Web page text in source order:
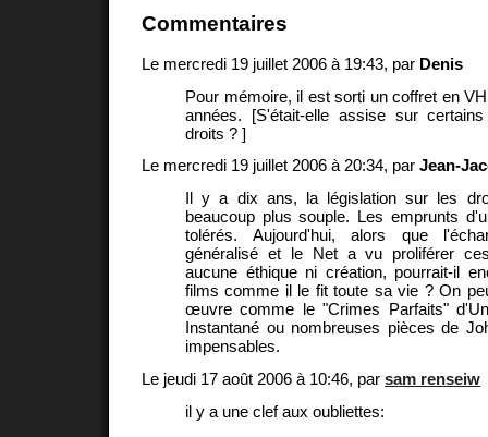
Commentaires
Le mercredi 19 juillet 2006 à 19:43, par Denis
Pour mémoire, il est sorti un coffret en
années. [S'était-elle assise sur
droits ? ]
Le mercredi 19 juillet 2006 à 20:34, par Jean-
Il y a dix ans, la législation sur les
beaucoup plus souple. Les emprunts
tolérés. Aujourd'hui, alors que
généralisé et le Net a vu proliférer
aucune éthique ni création, pourrait-il
films comme il le fit toute sa vie ? On
œuvre comme le "Crimes Parfaits"
Instantané ou nombreuses pièces de
impensables.
Le jeudi 17 août 2006 à 10:46, par sam renseiw
il y a une clef aux oubliettes: